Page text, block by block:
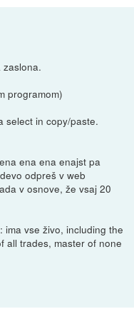
zaslona.
programom)
select in copy/paste.
ena ena enajst pa
odpreš v web
v osnove, že vsaj 20
ima vse živo, including the
all trades, master of none